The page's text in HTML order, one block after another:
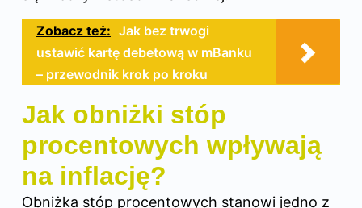
Zobacz też: Jak bez trwogi
ustawić kartę debetową w mBanku
– przewodnik krok po kroku
Jak obniżki stóp
procentowych wpływają
na inflację?
Obniżka stóp procentowych stanowi jedno z